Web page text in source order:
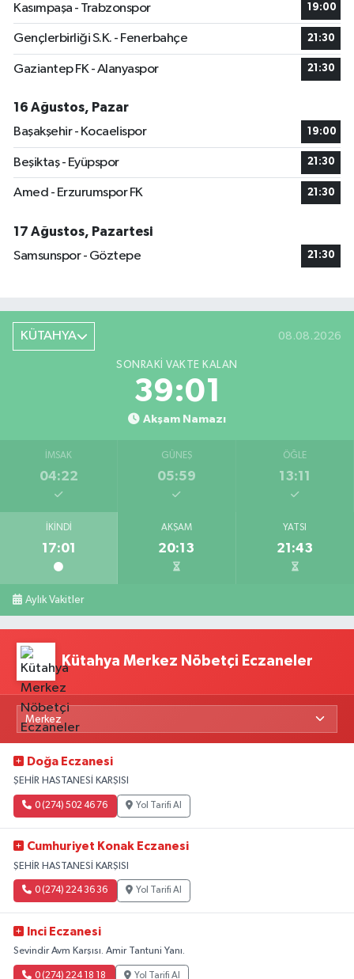
Kasımpaşa - Trabzonspor 19:00
Gençlerbirliği S.K. - Fenerbahçe 21:30
Gaziantep FK - Alanyaspor 21:30
16 Ağustos, Pazar
Başakşehir - Kocaelispor
19:00
Beşiktaş - Eyüpspor 21:30
Amed - Erzurumspor FK 21:30
17 Ağustos, Pazartesi
Samsunspor - Göztepe
21:30
KÜTAHYA 08.08.2026
SONRAKI VAKTE KALAN
39:00
Akşam Namazı
İMSAK
04:22
GÜNEŞ
05:59
ÖĞLE
13:11
İKINDI
17:01
AKŞAM
20:13
YATSI
21:43
Aylık Vakitler
Kütahya Merkez Nöbetçi Eczaneler
Doğa Eczanesi
ŞEHİR HASTANESİ KARŞISI
0 (274) 502 46 76 Yol Tarifi Al
Cumhuriyet Konak Eczanesi
ŞEHİR HASTANESİ KARŞISI
0 (274) 224 36 36 Yol Tarifi Al
Inci Eczanesi
Sevindir Avm Karşısı. Amir Tantuni Yanı.
0 (274) 224 18 18 Yol Tarifi Al